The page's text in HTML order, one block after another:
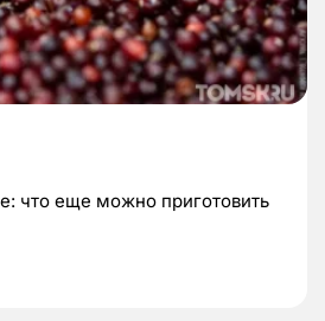
что еще можно приготовить